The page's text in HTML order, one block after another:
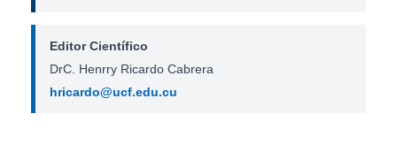
Editor Científico
DrC. Henrry Ricardo Cabrera
hricardo@ucf.edu.cu